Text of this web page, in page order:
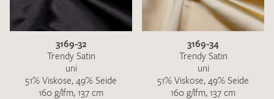
3169-32
Trendy Satin
uni
51% Viskose, 49% Seide
160 g/lfm, 137 cm
3169-34
Trendy Satin
uni
51% Viskose, 49% Seide
160 g/lfm, 137 cm